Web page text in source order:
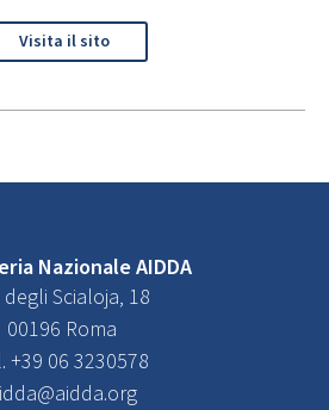
Visita il sito
Nazionale AIDDA
degli Scialoja, 18
00196 Roma
+39 06 3230578